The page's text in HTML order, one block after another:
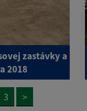
zastávky a
2018
3 >